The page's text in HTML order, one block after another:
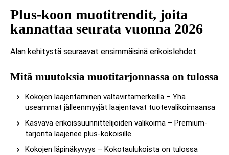
Plus-koon muotitrendit, joita
kannattaa seurata vuonna 2026
Alan kehitystä seuraavat ensimmäisinä erikoislehdet.
Mitä muutoksia muotitarjonnassa on tulossa
Kokojen laajentaminen valtavirtamerkeillä – Yhä
useammat jälleenmyyjät laajentavat tuotevalikoimaansa
Kasvava erikoissuunnittelijoiden valikoima – Premium-
tarjonta laajenee plus-kokoisille
Kokojen läpinäkyvyys – Kokotaulukoista on tulossa